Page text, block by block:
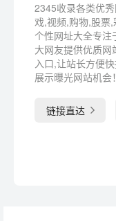
2345收录各类优
戏,视频,购物,股票
个性网址大全专注
大网友提供优质
入口,让站长方便
展示曝光网站机会！
链接直达